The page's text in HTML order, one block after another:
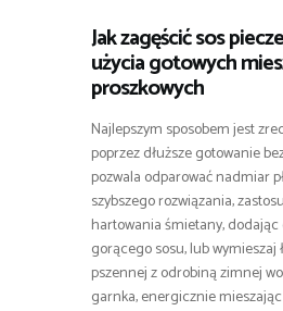
Jak zagęścić sos
użycia gotowych
proszkowych
Najlepszym sposobem jest
poprzez dłuższe gotowanie
pozwala odparować nadmiar
szybszego rozwiązania,
hartowania śmietany, dodając
gorącego sosu, lub wymieszaj
pszennej z odrobiną zimnej
garnka, energicznie